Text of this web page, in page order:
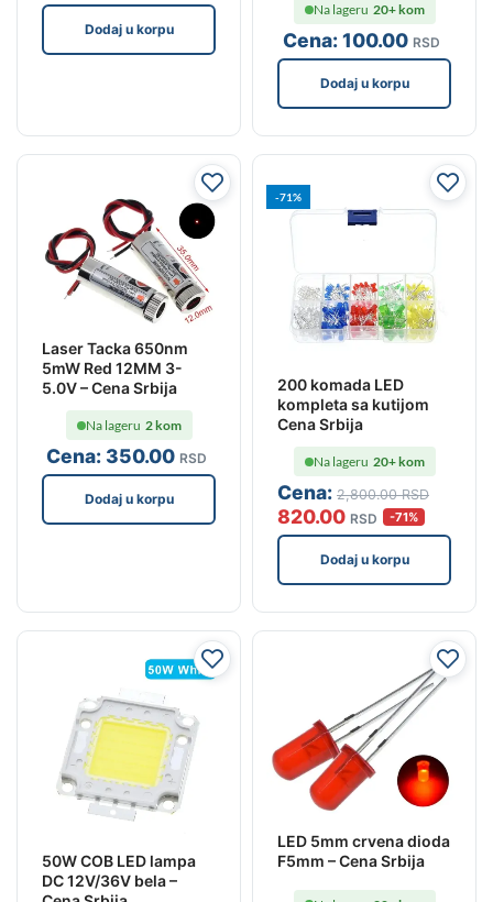
Dodaj u korpu Cena:100.00 RSD
Na lageru 20+ kom
Dodaj u korpu
Laser Tacka 650nm
5mW Red 12MM 3-
5.0V – Cena Srbija
Cena:350.00 RSD
Na lageru 2 kom
Dodaj u korpu
-71%
200 komada LED
kompleta sa kutijom
Cena Srbija
Cena: 2,800.00 RSD
820.00 RSD -71%
Na lageru 20+ kom
Dodaj u korpu
50W COB LED lampa
DC 12V/36V bela –
LED 5mm crvena dioda
F5mm – Cena Srbija